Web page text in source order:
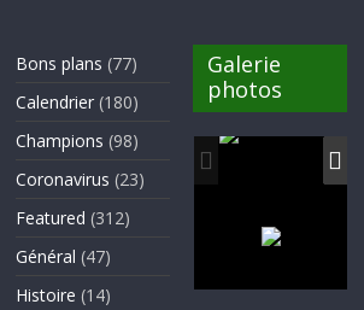
Bons plans (77)
Calendrier (180)
Champions (98)
Coronavirus (23)
Featured (312)
Général (47)
Histoire (14)
Galerie
photos